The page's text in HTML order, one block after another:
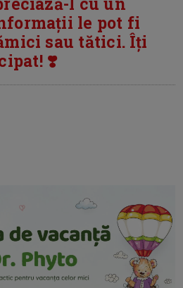
le pot fi
sau tătici. Îți
❣️